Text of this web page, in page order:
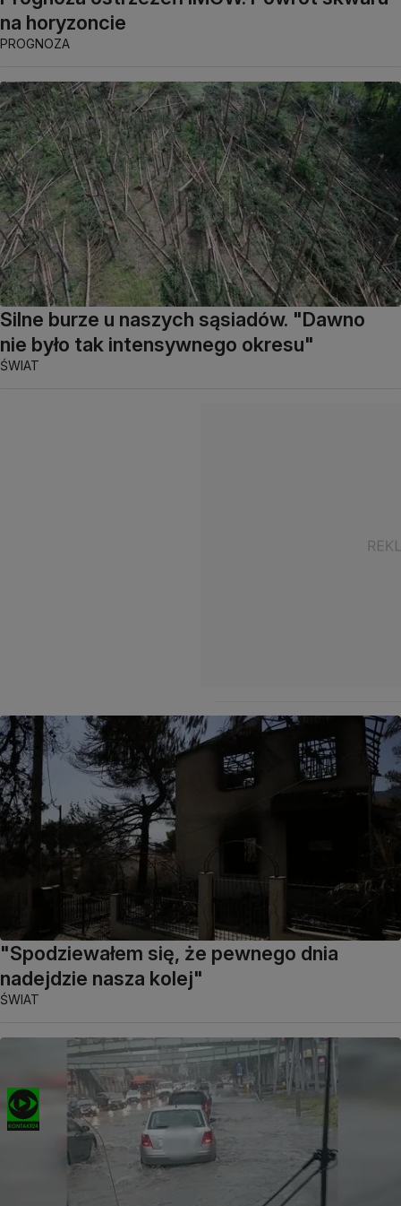
na horyzoncie
PROGNOZA
Silne burze u naszych sąsiadów. "Dawno
nie było tak intensywnego okresu"
ŚWIAT
"Spodziewałem się, że pewnego dnia
nadejdzie nasza kolej"
ŚWIAT